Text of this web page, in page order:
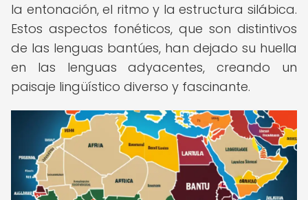
la entonación, el ritmo y la estructura silábica.
Estos aspectos fonéticos, que son distintivos
de las lenguas bantúes, han dejado su huella
en las lenguas adyacentes, creando un
paisaje lingüístico diverso y fascinante.